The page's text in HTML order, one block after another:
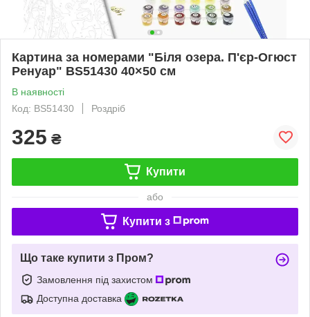
Картина за номерами "Біля озера. П'єр-Огюст
Ренуар" BS51430 40×50 см
В наявності
Код: BS51430
Роздріб
325 ₴
Купити
або
Купити з
Що таке купити з Пром?
Замовлення під захистом
Доступна доставка